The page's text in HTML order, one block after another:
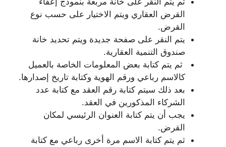
القرض العقاري ويتم الاختيار على حسب نوع
القرض.
يتم النقر على صفحة جديدة ويتم تحديد خانة
صندوق التنمية العقارية.
ثم يتم كتابة بعض المعلومات الخاصة بالعميل
كالاسم رباعي ورقم الهوية وكتابة تاريخ إصدارها.
بعد ذلك سيتم كتابة رقم العقد مع كتابة عدد
الشركاء المذكورين في العقد.
يجب أن يتم كتابة العنوان الرئيسي لمكان
القرض.
ثم يتم كتابة الاسم مرة أخرى رباعي مع كتابة